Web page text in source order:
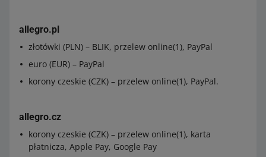
allegro.pl
złotówki (PLN) – BLIK, przelew online(1), PayPal
euro (EUR) – PayPal
korony czeskie (CZK) – przelew online(1), PayPal.
allegro.cz
korony czeskie (CZK) – przelew online(1), karta
płatnicza, Apple Pay, Google Pay